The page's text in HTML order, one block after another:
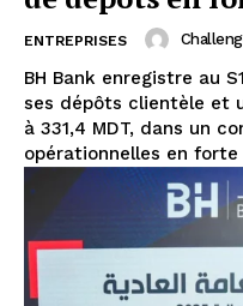
ENTREPRISES
BH Bank enregistre au
ses dépôts clientèle et
à 331,4 MDT, dans un
opérationnelles en forte